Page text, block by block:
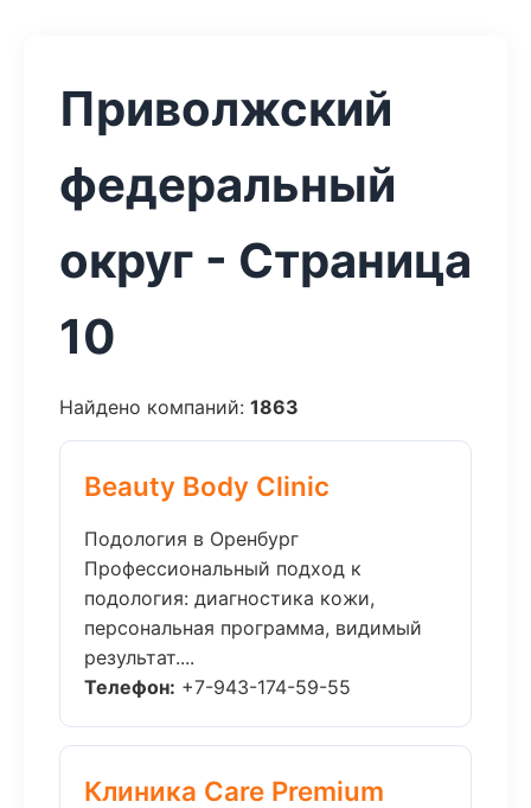
Приволжский
федеральный
округ - Страница
10
Найдено компаний: 1863
Beauty Body Clinic
Подология в Оренбург
Профессиональный подход к
подология: диагностика кожи,
персональная программа, видимый
результат....
Телефон: +7-943-174-59-55
Клиника Care Premium